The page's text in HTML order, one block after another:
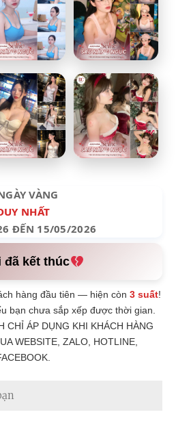
VÀNG
NHẤT
ĐẾN 15/05/2026
đã kết thúc
hàng đầu tiên — hiện còn3 suất!
bạn chưa sắp xếp được thời gian.
CHỈ ÁP DỤNG KHI KHÁCH HÀNG
WEBSITE, ZALO, HOTLINE,